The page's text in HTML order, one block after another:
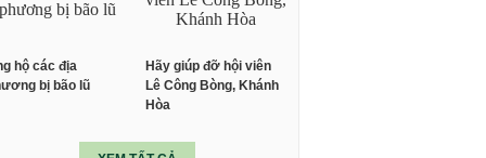
hộ các địa
bị bão lũ
Hãy giúp đỡ hội viên
Lê Công Bòng, Khánh
Hòa